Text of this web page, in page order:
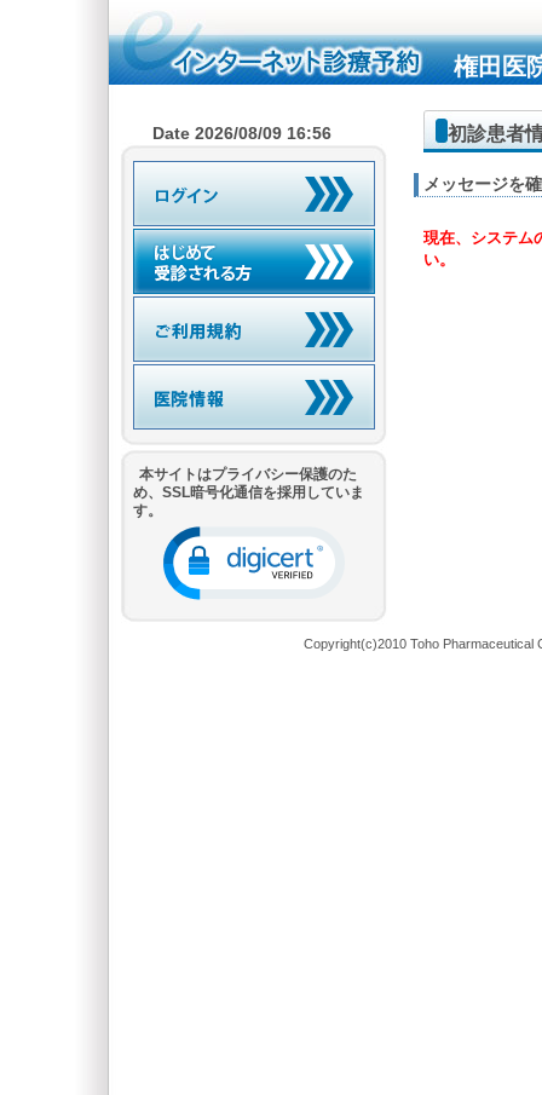
権田医
Date 2026/08/09 16:56
本サイトはプライバシー保護のた
め、SSL暗号化通信を採用していま
す。
初診患者
メッセージを
現在、システム
い。
Copyright(c)2010 Toho Pharmaceutical